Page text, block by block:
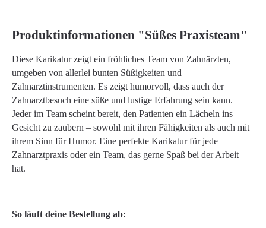
Produktinformationen "Süßes Praxisteam"
Diese Karikatur zeigt ein fröhliches Team von Zahnärzten,
umgeben von allerlei bunten Süßigkeiten und
Zahnarztinstrumenten. Es zeigt humorvoll, dass auch der
Zahnarztbesuch eine süße und lustige Erfahrung sein kann.
Jeder im Team scheint bereit, den Patienten ein Lächeln ins
Gesicht zu zaubern – sowohl mit ihren Fähigkeiten als auch mit
ihrem Sinn für Humor. Eine perfekte Karikatur für jede
Zahnarztpraxis oder ein Team, das gerne Spaß bei der Arbeit
hat.
So läuft deine Bestellung ab: